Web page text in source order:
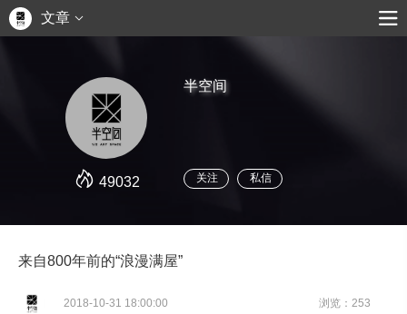
文章
49032
半空间
关注 私信
来自800年前的“浪漫满屋”
2018-10-31 18:00:00 浏览：253